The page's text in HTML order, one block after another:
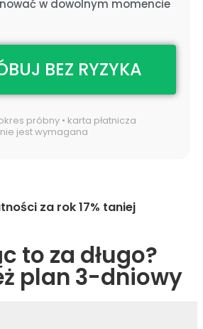
w dowolnym momencie
BEZ RYZYKA
próbny • karta płatnicza
nie jest wymagana
za rok 17% taniej
to za długo?
plan 3-dniowy